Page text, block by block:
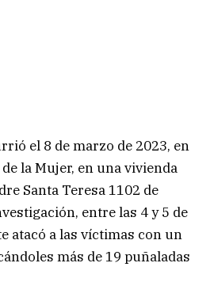
el 8 de marzo de 2023, en
la Mujer, en una vivienda
Santa Teresa 1102 de
entre las 4 y 5 de
atacó a las víctimas con un
más de 19 puñaladas